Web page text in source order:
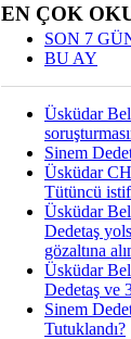
EN ÇOK
SON 7
BU AY
Üsküdar
Sinem
Üsküdar
Tütüncü
Üsküdar
Dedetaş
gözaltına
Üsküdar
Dedetaş ve
Sinem
Tutuklandı?